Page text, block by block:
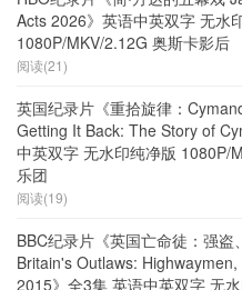
Acts 2026》英语中英双字 无水
1080P/MKV/2.12G 奥斯卡影后
阅读(21)
英国纪录片《重拾旋律：
Getting It Back: The Story of
中英双字 无水印纯净版 1080P/
乐团
阅读(19)
BBC纪录片《英国亡命徒：强盗
Britain's Outlaws:
2015》全3集 英语中英双字 无